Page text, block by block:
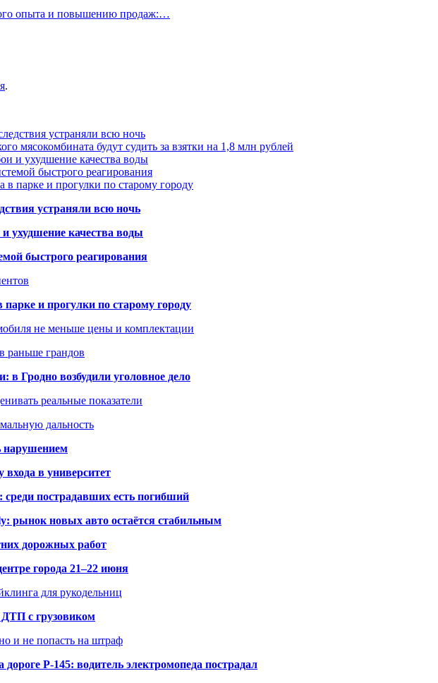
опыта и повышению продаж:…
.
устраняли всю ночь
мясокомбината будут судить за взятки на 1,8 млн рублей
и ухудшение качества воды
быстрого реагирования
парке и прогулки по старому городу
устраняли всю ночь
ухудшение качества воды
быстрого реагирования
и прогулки по старому городу
не меньше цены и комплектации
раньше грандов
Гродно возбудили уголовное дело
реальные показатели
дальность
нарушением
в университет
пострадавших есть погибший
рынок новых авто остаётся стабильным
дорожных работ
города 21–22 июня
для рукодельниц
ДТП с грузовиком
и не попасть на штраф
Р-145: водитель электромопеда пострадал